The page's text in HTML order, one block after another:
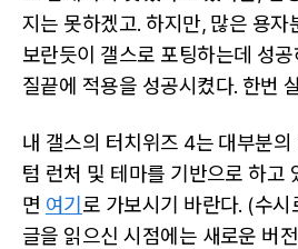
지는 못하겠고. 하지만, 많은 용자
보란듯이 갤스로 포팅하는데 성
질끝에 적용을 성공시켰다. 한번
내 갤스의 터치위즈 4는 대부분
텀 런처 및 테마를 기반으로 하고
면 여기 로 가보시기 바란다. (수시
글을 읽으신 시점에는 새로운 버